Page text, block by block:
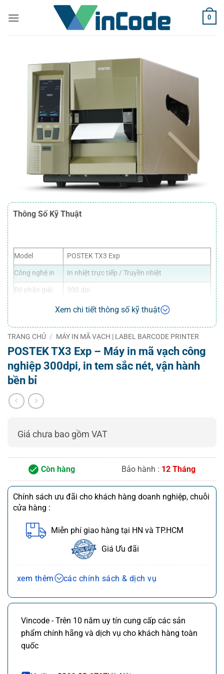
qua
0
Thông Số Kỹ Thuật
Model
POSTEK TX3 Exp
Công nghệ in
In nhiệt trực tiếp / Truyền nhiệt
Độ phân giải
300 dpi
12 ips
Khổ in tối đa
105.7 mm
Bộ nhớ
2GB DDR4 RAM / 8GB Flash
Màn hình
LCD cảm ứng 4.5 inch
Kích thước
15 kg
Xem chi tiết thông số kỹ thuật
TRANG CHỦ / MÁY IN MÃ VẠCH | LABEL BARCODE PRINTER
POSTEK TX3 Exp – Máy in mã vạch công
nghiệp 300dpi, in tem sắc nét, vận hành
bền bỉ
Giá chưa bao gồm VAT
Còn hàng Bảo hành : 12 Tháng
Chính sách ưu đãi cho khách hàng doanh nghiệp, chuỗi
cửa hàng :
Miễn phí giao hàng tại HN và TP.HCM
Giá Ưu đãi
Chính sách bán hàng và dịch vụ
Ưu đãi khách hàng doanh nghiệp cả FDI Chi tiết
Miễn phí giao hàng 10km tại HN,HCM Chi tiết
Đổi mới sản phẩm trong 7 ngày đầu (*)
xem thêm các chính sách & dịch vụ
Vincode - Trên 10 năm uy tín cung cấp các sản
phẩm chính hãng và dịch vụ cho khách hàng toàn
quốc